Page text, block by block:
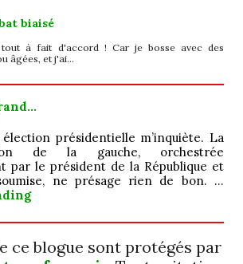
biaisé
à fait d'accord ! Car je bosse avec des
âgées, et j'ai…
présidentielle m’inquiète. La
de la gauche, orchestrée
par le président de la République et
ne présage rien de bon. …
Jamais ; ô ! grand…
ce blogue sont protégés par